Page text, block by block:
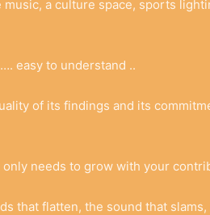
a culture space, sports
easy to understand ..
of its findings and its
only needs to grow with your
that flatten, the sound that